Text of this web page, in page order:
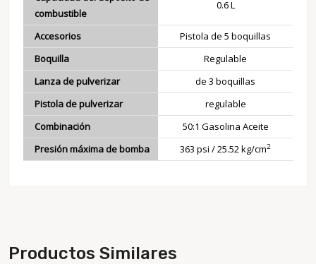
combustible
0.6 L
Accesorios
Pistola de 5 boquillas
Boquilla
Regulable
Lanza de pulverizar
de 3 boquillas
Pistola de pulverizar
regulable
Combinación
50:1 Gasolina Aceite
Presión máxima de bomba
363 psi / 25.52 kg/cm2
Productos Similares